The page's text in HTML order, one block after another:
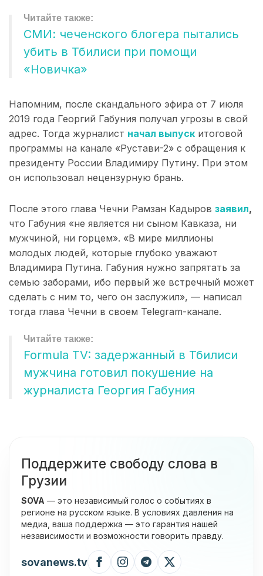
СМИ: чеченского блогера пытались
убить в Тбилиси при помощи
«Новичка»
Напомним, после скандального эфира от 7 июля
2019 года Георгий Габуния получал угрозы в свой
адрес. Тогда журналист начал выпуск итоговой
программы на канале «Рустави-2» с обращения к
президенту России Владимиру Путину. При этом
он использовал нецензурную брань.
После этого глава Чечни Рамзан Кадыров заявил,
что Габуния «не является ни сыном Кавказа, ни
мужчиной, ни горцем». «В мире миллионы
молодых людей, которые глубоко уважают
Владимира Путина. Габуния нужно запрятать за
семью заборами, ибо первый же встречный может
сделать с ним то, чего он заслужил», — написал
тогда глава Чечни в своем Telegram-канале.
Formula TV: задержанный в Тбилиси
мужчина готовил покушение на
журналиста Георгия Габуния
Поддержите свободу слова в
Грузии
SOVA — это независимый голос о событиях в
регионе на русском языке. В условиях давления на
медиа, ваша поддержка — это гарантия нашей
независимости и возможности говорить правду.
sovanews.tv